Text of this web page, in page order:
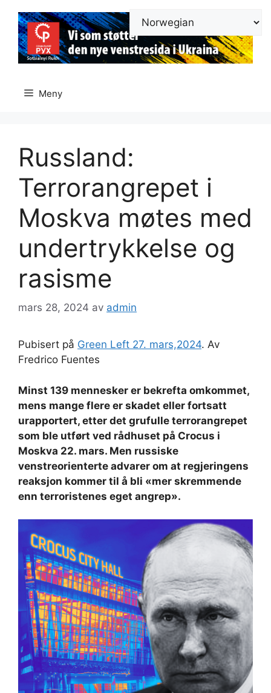
innhold
Meny
Russland:
Terrorangrepet i
Moskva møtes med
undertrykkelse og
rasisme
mars 28, 2024 av admin
Pubisert på Green Left 27. mars,2024. Av
Fredrico Fuentes
Minst 139 mennesker er bekrefta omkommet,
mens mange flere er skadet eller fortsatt
urapportert, etter det grufulle terrorangrepet
som ble utført ved rådhuset på Crocus i
Moskva 22. mars. Men russiske
venstreorienterte advarer om at regjeringens
reaksjon kommer til å bli «mer skremmende
enn terroristenes eget angrep».